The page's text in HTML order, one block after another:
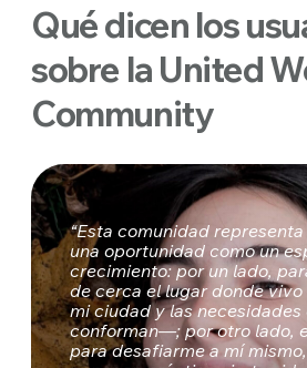
Qué dicen los
sobre la United
Community
“Esta comunidad
una oportunidad como un
crecimiento: por un lado,
de cerca el lugar donde
mi ciudad y las necesidades
conforman—; por otro lado,
para desafiarme a mí